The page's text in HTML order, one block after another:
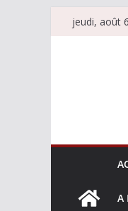
Passerjeudi, août
A